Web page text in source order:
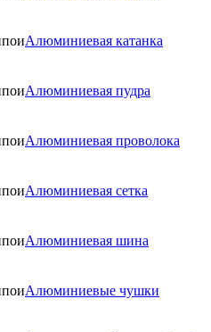
Алюминиевая катанка
Алюминиевая пудра
Алюминиевая проволока
Алюминиевая сетка
Алюминиевая шина
Алюминиевые чушки